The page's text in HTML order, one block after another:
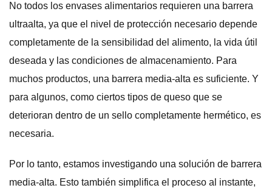
No todos los envases alimentarios requieren una barrera
ultraalta, ya que el nivel de protección necesario depende
completamente de la sensibilidad del alimento, la vida útil
deseada y las condiciones de almacenamiento. Para
muchos productos, una barrera media-alta es suficiente. Y
para algunos, como ciertos tipos de queso que se
deterioran dentro de un sello completamente hermético, es
necesaria.
Por lo tanto, estamos investigando una solución de barrera
media-alta. Esto también simplifica el proceso al instante,